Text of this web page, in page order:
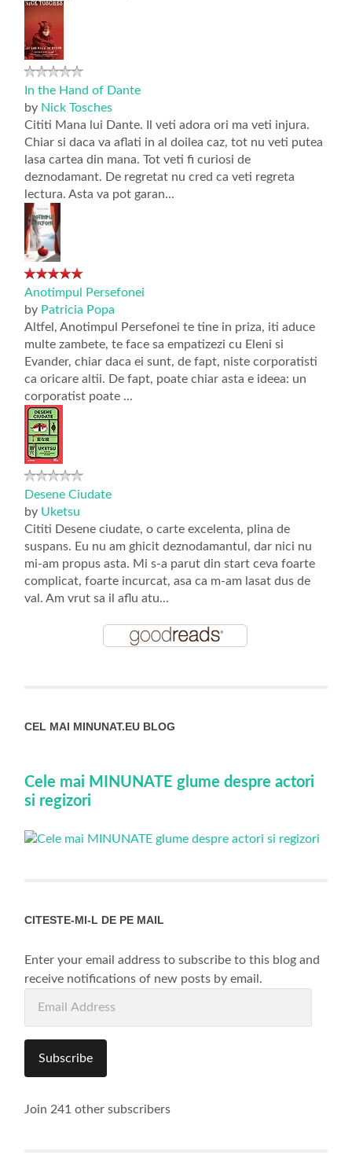
In the Hand of Dante
by Nick Tosches
Cititi Mana lui Dante. Il veti adora ori ma veti injura.
Chiar si daca va aflati in al doilea caz, tot nu veti putea
lasa cartea din mana. Tot veti fi curiosi de
deznodamant. De regretat nu cred ca veti regreta
lectura. Asta va pot garan...
Anotimpul Persefonei
by Patricia Popa
Altfel, Anotimpul Persefonei te tine in priza, iti aduce
multe zambete, te face sa empatizezi cu Eleni si
Evander, chiar daca ei sunt, de fapt, niste corporatisti
ca oricare altii. De fapt, poate chiar asta e ideea: un
corporatist poate ...
Desene Ciudate
by Uketsu
Cititi Desene ciudate, o carte excelenta, plina de
suspans. Eu nu am ghicit deznodamantul, dar nici nu
mi-am propus asta. Mi s-a parut din start ceva foarte
complicat, foarte incurcat, asa ca m-am lasat dus de
val. Am vrut sa il aflu atu...
CEL MAI MINUNAT.EU BLOG
Cele mai MINUNATE glume despre actori
si regizori
CITESTE-MI-L DE PE MAIL
Enter your email address to subscribe to this blog and
receive notifications of new posts by email.
Subscribe
Join 241 other subscribers